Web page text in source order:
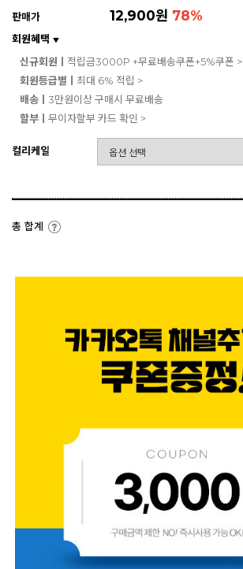
판매가
12,900원 78%
회원혜택 ▼
신규회원ㅣ 적립금3000P +무료배송쿠폰+5%쿠폰 >
회원등급별ㅣ 최대 6% 적립 >
배송ㅣ 3만원이상 구매시 무료배송
할부ㅣ 무이자할부 카드 확인 >
컬리케일
총 합계